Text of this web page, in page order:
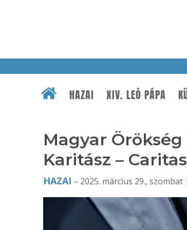
HAZAI XIV. LEÓ PÁPA
Magyar
Karitász –
HAZAI – 2025. március 29., szombat